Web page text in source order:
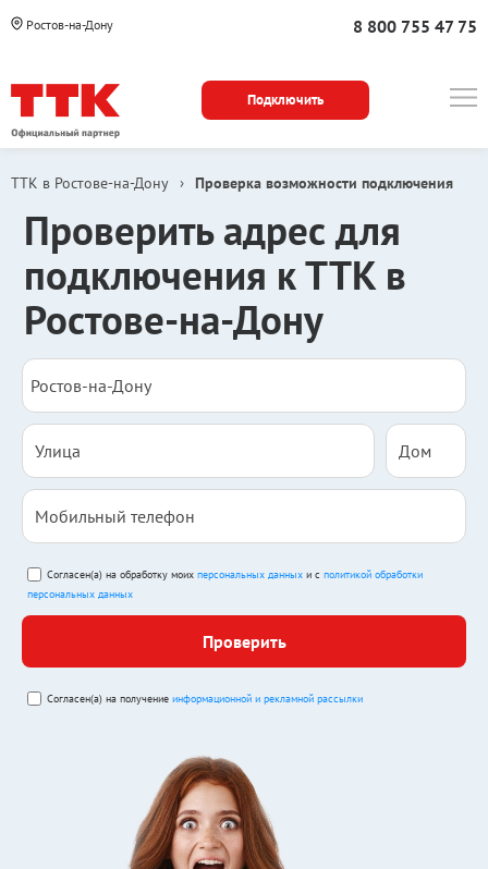
Ростов-на-Дону 8 800 755 47 75
Подключить
ТТК в Ростове-на-Дону › Проверка возможности подключения
Проверить адрес для
подключения к ТТК в
Ростове-на-Дону
Согласен(а) на обработку моих персональных данных и с политикой обработки
персональных данных
Проверить
Согласен(а) на получение информационной и рекламной рассылки